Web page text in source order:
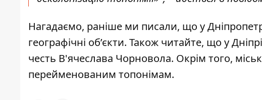
Нагадаємо, раніше ми писали, що у
географічні об’єкти. Також читайте, що у Дніпрі
честь В'ячеслава Чорновола. Окрім того,
перейменованим топонімам.